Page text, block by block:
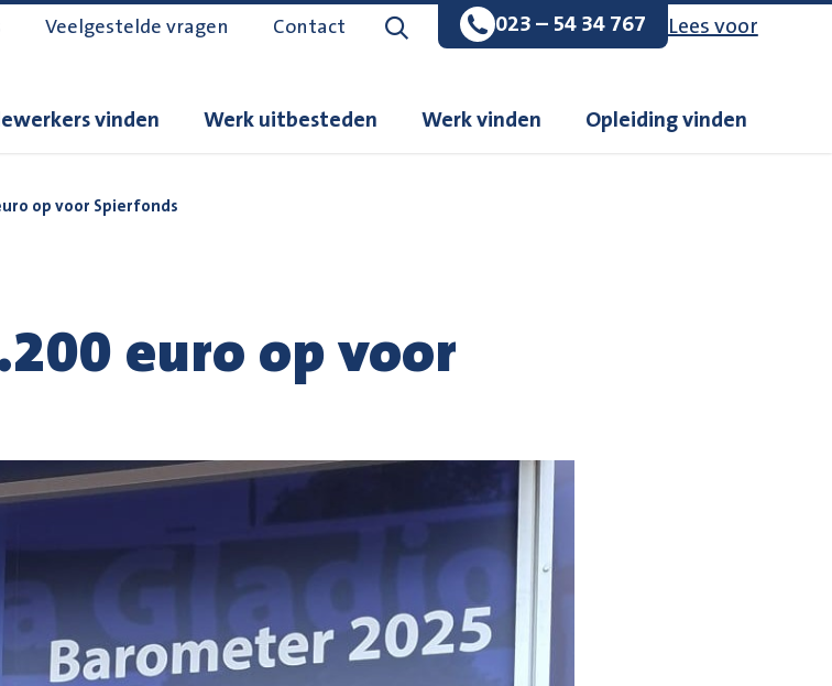
Veelgestelde vragen Contact Zoeken op de website
023 – 54 34 767 Lees voor
vinden Werk uitbesteden Werk vinden Opleiding vinden
op voor Spierfonds
euro op voor